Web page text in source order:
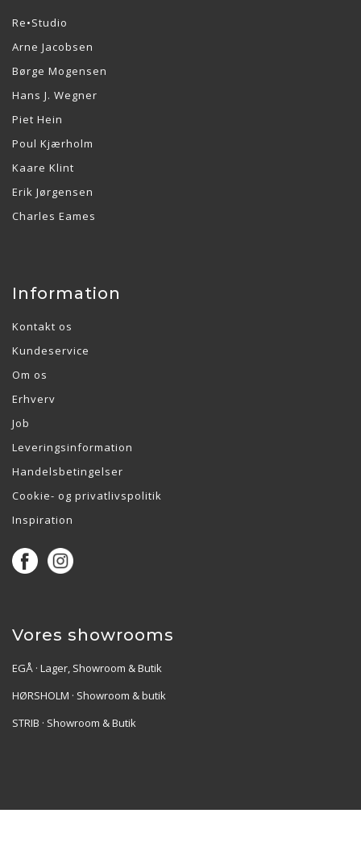
Re•Studio
Arne Jacobsen
Børge Mogensen
Hans J. Wegner
Piet Hein
Poul Kjærholm
Kaare Klint
Erik Jørgensen
Charles Eames
Information
Kontakt os
Kundeservice
Om os
Erhverv
Job
Leveringsinformation
Handelsbetingelser
Cookie- og privatlivspolitik
Inspiration
Vores showrooms
EGÅ · Lager, Showroom & Butik
HØRSHOLM · Showroom & butik
STRIB · Showroom & Butik